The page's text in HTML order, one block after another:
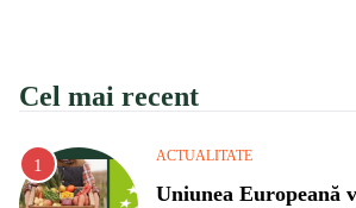
Cel mai recent
ACTUALITATE
Uniunea Europeană